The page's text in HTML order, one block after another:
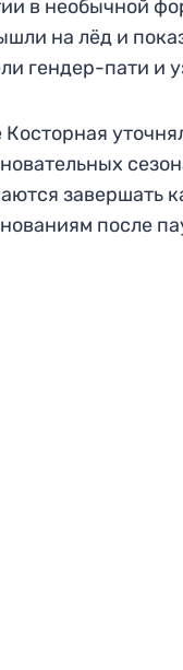
в необычной
на лёд и
гендер-пати и
Косторная
завершать
после